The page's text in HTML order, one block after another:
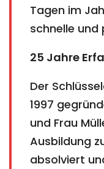
Tagen im
schnelle und
25 Jahre
Der
1997
und Frau
Ausbildung
absolviert